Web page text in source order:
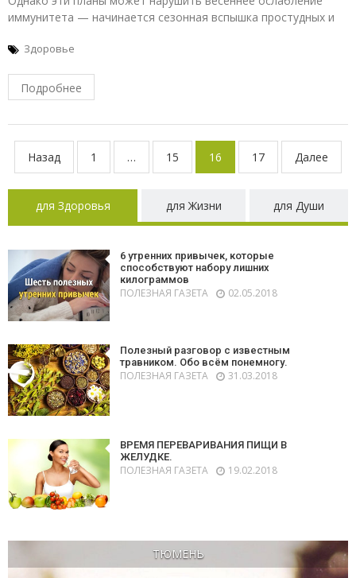
иммунитета — начинается сезонная вспышка простудных и
Здоровье
Подробнее
Навигация
по
записям
Назад 1 … 15 16 17 Далее
для Здоровья для Жизни для Души
6 утренних привычек, которые
способствуют набору лишних
килограммов
ПОЛЕЗНАЯ ГАЗЕТА 02.05.2018
Полезный разговор с известным
травником. Обо всём понемногу.
ПОЛЕЗНАЯ ГАЗЕТА 31.03.2018
ВРЕМЯ ПЕРЕВАРИВАНИЯ ПИЩИ В
ЖЕЛУДКЕ.
ПОЛЕЗНАЯ ГАЗЕТА 19.02.2018
ТЮМЕНЬ